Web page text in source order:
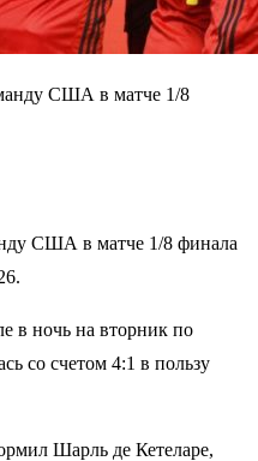
США в матче 1/8
США в матче 1/8 финала
в ночь на вторник по
со счетом 4:1 в пользу
Шарль де Кетеларе,